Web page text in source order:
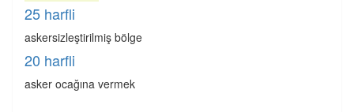
25 harfli
askersizleştirilmiş bölge
20 harfli
asker ocağına vermek